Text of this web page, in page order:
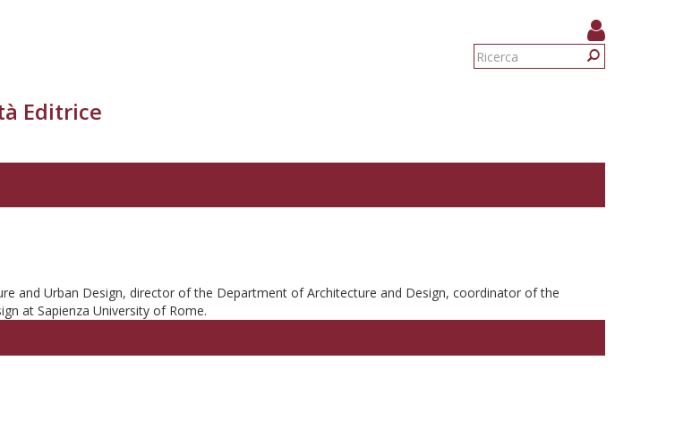
Form
Editrice
and Urban Design, director of the Department of Architecture and Design, coordinator of the
at Sapienza University of Rome.